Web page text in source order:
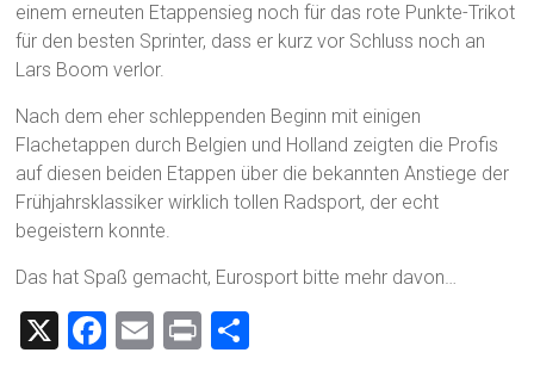
einem erneuten Etappensieg noch für das rote Punkte-Trikot
für den besten Sprinter, dass er kurz vor Schluss noch an
Lars Boom verlor.
Nach dem eher schleppenden Beginn mit einigen
Flachetappen durch Belgien und Holland zeigten die Profis
auf diesen beiden Etappen über die bekannten Anstiege der
Frühjahrsklassiker wirklich tollen Radsport, der echt
begeistern konnte.
Das hat Spaß gemacht, Eurosport bitte mehr davon…
X
F
E
Pr